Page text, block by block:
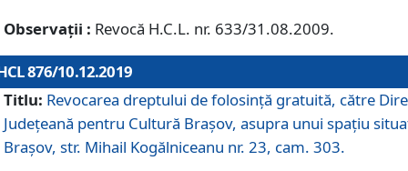
Observații : Revocă H.C.L. nr. 633/31.08.2009.
876/10.12.2019
Titlu: Revocarea dreptului de folosinţă gratuită, către
Judeţeană pentru Cultură Braşov, asupra unui spaţiu
Braşov, str. Mihail Kogălniceanu nr. 23, cam. 303.